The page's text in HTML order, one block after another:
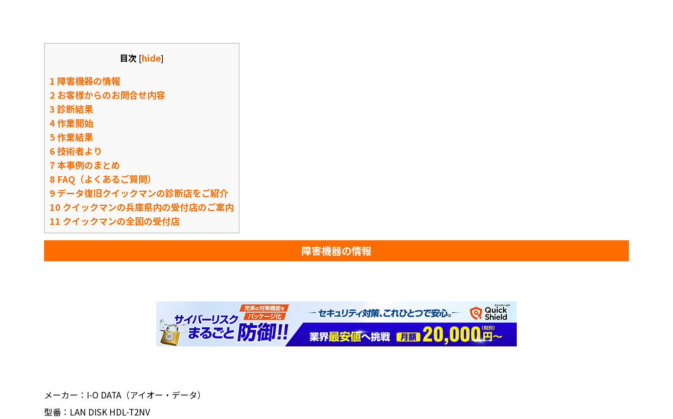
目次 [hide]
1 障害機器の情報
2 お客様からのお問合せ内容
3 診断結果
4作業開始
5作業結果
6技術者より
7本事例のまとめ
8 FAQ（よくあるご質問）
9 データ復旧クイックマンの診断店をご紹介
10 クイックマンの兵庫県内の受付店のご案内
11 クイックマンの全国の受付店
障害機器の情報
メーカー：I-O DATA（アイオー・データ）
型番：LAN DISK HDL-T2NV